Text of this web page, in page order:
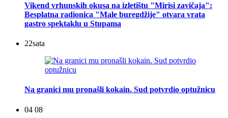
Vikend vrhunskih okusa na izletištu "Mirisi zavičaja":
Besplatna radionica "Male buregdžije" otvara vrata
gastro spektaklu u Stupama
22sata
Na granici mu pronašli kokain. Sud potvrdio optužnicu
04 08